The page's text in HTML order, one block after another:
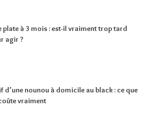
plate à 3 mois : est-il vraiment trop tard
agir ?
d’une nounou à domicile au black : ce que
vraiment